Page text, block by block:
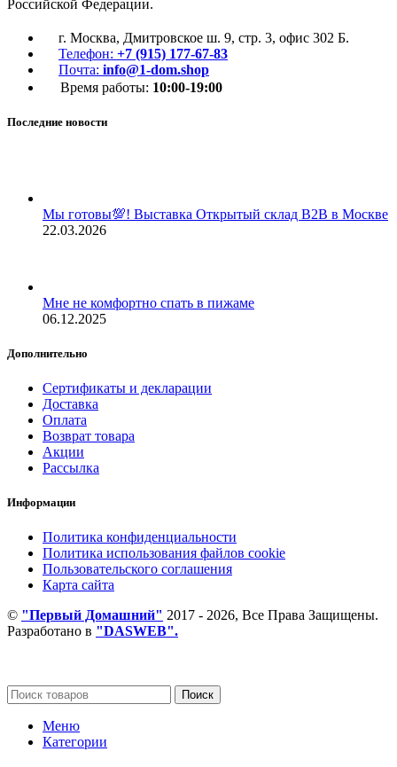
Российской Федерации.
г. Москва, Дмитровское ш. 9, стр. 3, офис 302 Б.
Телефон: +7 (915) 177-67-83
Почта: info@1-dom.shop
Время работы: 10:00-19:00
Последние новости
Мы готовы💯! Выставка Открытый склад В2В в Москве
22.03.2026
Мне не комфортно спать в пижаме
06.12.2025
Дополнительно
Сертификаты и декларации
Доставка
Оплата
Возврат товара
Акции
Рассылка
Информации
Политика конфиденциальности
Политика использования файлов cookie
Пользовательского соглашения
Карта сайта
© "Первый Домашний" 2017 - 2026, Все Права Защищены.
Разработано в "DASWEB".
Поиск
Меню
Категории